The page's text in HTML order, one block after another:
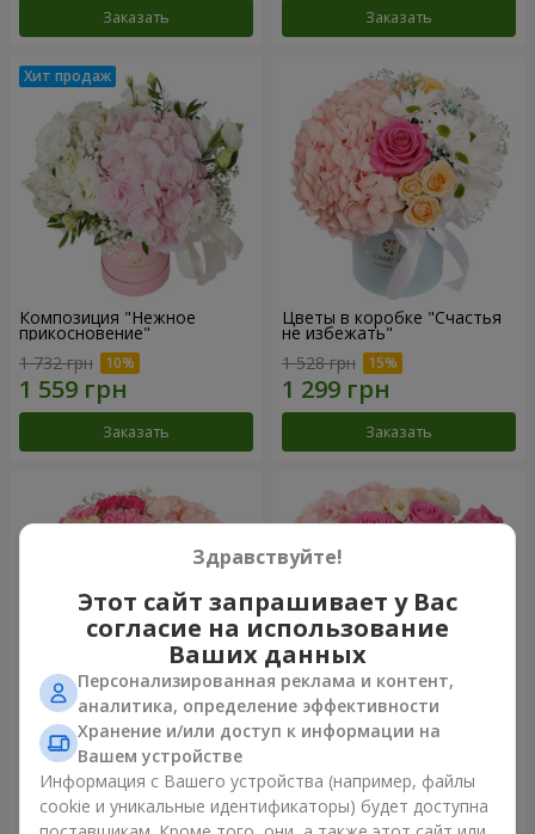
Заказать Заказать
Композиция "Нежное
прикосновение"
1 732 грн
Заказать
Цветы в коробке "Счастья
не избежать"
1 528 грн
Заказать
Цветы в коробке "Соломия"
1 999 грн
Композиция "Barbie"
2 479 грн
Здравствуйте!
Этот сайт запрашивает у Вас
согласие на использование
Ваших данных
Персонализированная реклама и контент,
аналитика, определение эффективности
Хранение и/или доступ к информации на
Вашем устройстве
Информация с Вашего устройства (например, файлы
cookie и уникальные идентификаторы) будет доступна